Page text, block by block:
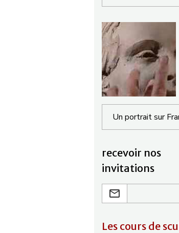
Un portrait sur
recevoir nos
invitations
Les cours de